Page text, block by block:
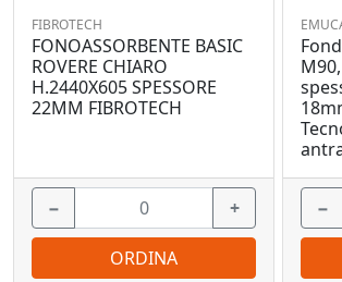
FIBROTECH
FONOASSORBENTE BASIC
ROVERE CHIARO
H.2440X605 SPESSORE
22MM FIBROTECH
− +
ORDINA
−